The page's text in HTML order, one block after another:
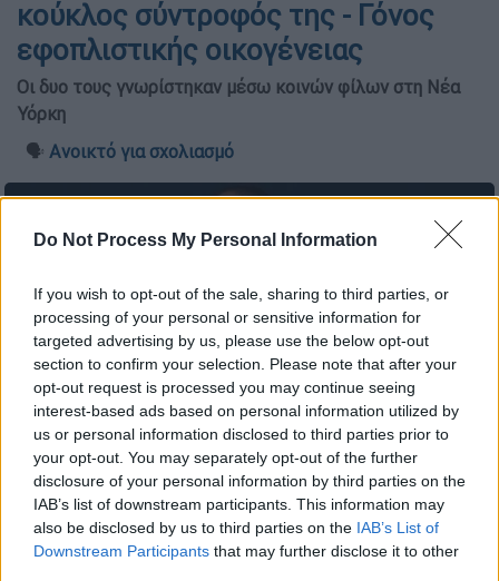
Do Not Process My Personal Information
If you wish to opt-out of the sale, sharing to third parties, or
processing of your personal or sensitive information for
targeted advertising by us, please use the below opt-out
section to confirm your selection. Please note that after your
opt-out request is processed you may continue seeing
interest-based ads based on personal information utilized by
us or personal information disclosed to third parties prior to
your opt-out. You may separately opt-out of the further
disclosure of your personal information by third parties on the
IAB’s list of downstream participants. This information may
also be disclosed by us to third parties on the IAB’s List of
Downstream Participants that may further disclose it to other
κούκλος σύντροφός της - Γόνος
εφοπλιστικής οικογένειας
Οι δυο τους γνωρίστηκαν μέσω κοινών φίλων στη Νέα
Υόρκη
🗣️ Ανοικτό για σχολιασμό
Νεφέλη Λιβιεράτου
Προσθέστε το ΕΘΝΟΣ στη Google